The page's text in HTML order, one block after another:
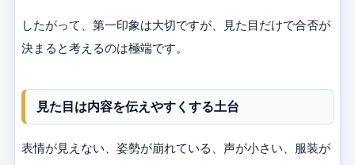
したがって、第一印象は大切ですが、見た目だけで合否が
決まると考えるのは極端です。
見た目は内容を伝えやすくする土台
表情が見えない、姿勢が崩れている、声が小さい、服装が